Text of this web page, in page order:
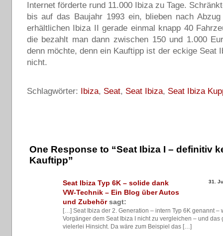
Internet förderte rund 11.000 Ibiza zu Tage.
bis auf das Baujahr 1993 ein, blieben nach
erhältlichen Ibiza II gerade einmal knapp 40
die bezahlt man dann zwischen 150 und 1.000
denn möchte, denn ein Kauftipp ist der eckige Seat
nicht.
Schlagwörter: Ibiza, Seat, Seat Ibiza, Seat Ibiza
One Response to “Seat Ibiza I – definitiv
Kauftipp”
Seat Ibiza Typ 6K – solide dank
VW-Technik – Ein Blog über Autos
und Zubehör sagt:
31.
[…] Seat Ibiza der 2. Generation – intern Typ 6K genannt –
Vorgänger dem Seat Ibiza I nicht zu vergleichen – und das
vielerlei Hinsicht. Da wäre zum Beispiel das […]